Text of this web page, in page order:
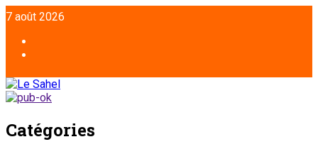
7 août 2026
Catégories